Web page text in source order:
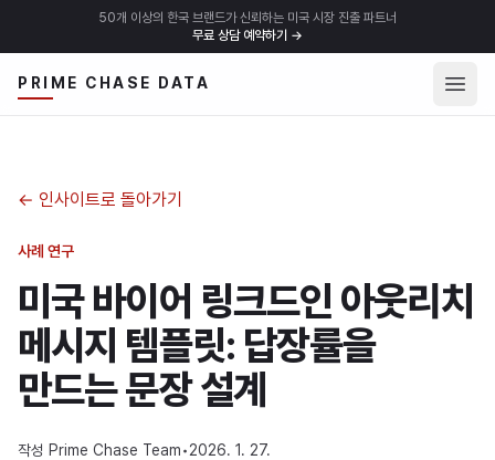
50개 이상의 한국 브랜드가 신뢰하는 미국 시장 진출 파트너
무료 상담 예약하기 →
PRIME CHASE DATA 메뉴
← 인사이트로 돌아가기
사례 연구
미국 바이어 링크드인 아웃리치
메시지 템플릿: 답장률을
만드는 문장 설계
작성 Prime Chase Team•2026. 1. 27.